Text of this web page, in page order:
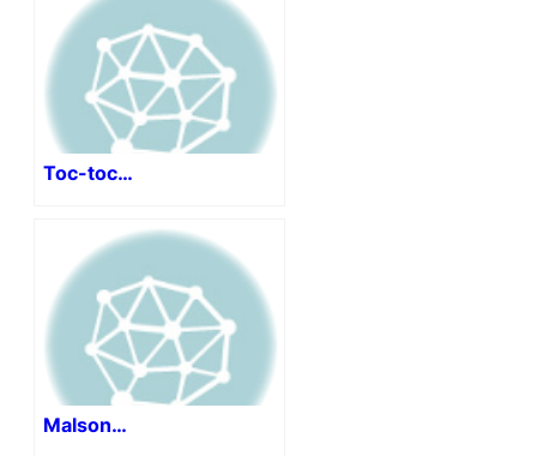
Toc-toc…
Malson…